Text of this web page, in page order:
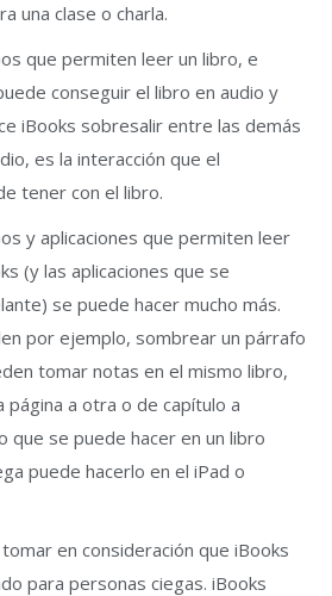
una clase o charla.
que permiten leer un libro, e
conseguir el libro en audio y
iBooks sobresalir entre las demás
es la interacción que el
tener con el libro.
y aplicaciones que permiten leer
(y las aplicaciones que se
se puede hacer mucho más.
por ejemplo, sombrear un párrafo
tomar notas en el mismo libro,
página a otra o de capítulo a
que se puede hacer en un libro
puede hacerlo en el iPad o
en consideración que iBooks
para personas ciegas. iBooks